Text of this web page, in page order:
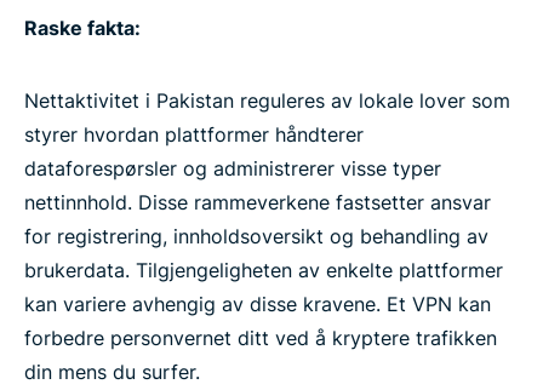
Raske fakta:
Nettaktivitet i Pakistan reguleres av lokale lover som
styrer hvordan plattformer håndterer
dataforespørsler og administrerer visse typer
nettinnhold. Disse rammeverkene fastsetter ansvar
for registrering, innholdsoversikt og behandling av
brukerdata. Tilgjengeligheten av enkelte plattformer
kan variere avhengig av disse kravene. Et VPN kan
forbedre personvernet ditt ved å kryptere trafikken
din mens du surfer.